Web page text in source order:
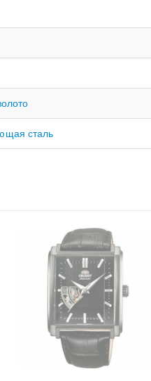
сталь
НЕТ В НАЛИЧИИ